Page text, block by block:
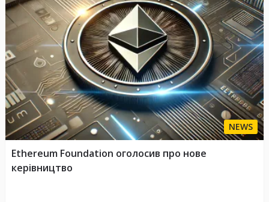
NEWS
Ethereum Foundation оголосив про нове
керівництво